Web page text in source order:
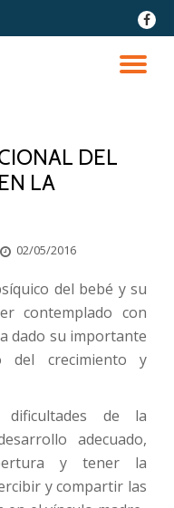
fa-
DEL
LA
02/05/2016
del bebé y su
contemplado con
dado su importante
del crecimiento y
de la
adecuado,
y tener la
y compartir las